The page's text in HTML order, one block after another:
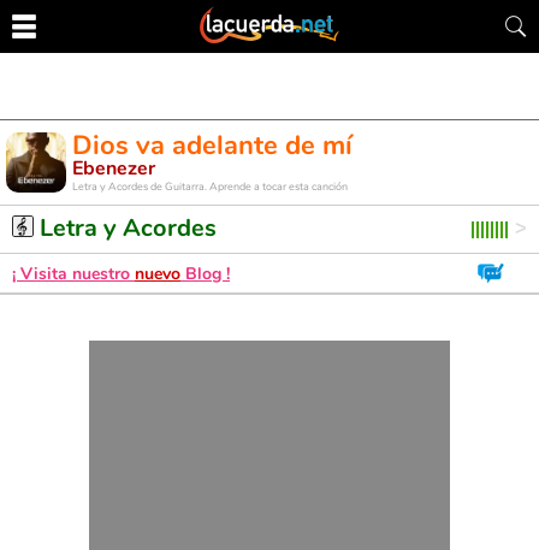
Dios va adelante de mí
Ebenezer
Letra y Acordes de Guitarra. Aprende a tocar esta canción
Letra y Acordes
¡ Visita nuestro nuevo Blog !